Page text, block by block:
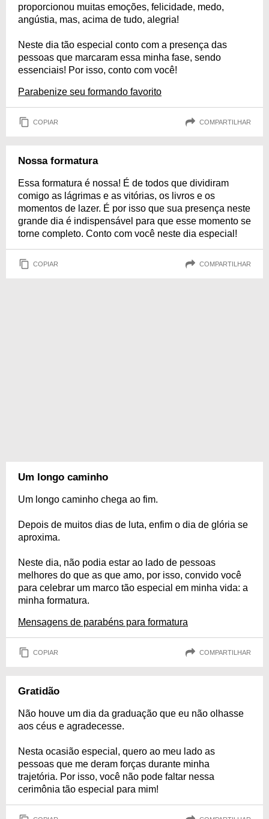
proporcionou muitas emoções, felicidade, medo,
angústia, mas, acima de tudo, alegria!
Neste dia tão especial conto com a presença das
pessoas que marcaram essa minha fase, sendo
essenciais! Por isso, conto com você!
Parabenize seu formando favorito
COPIAR COMPARTILHAR
Nossa formatura
Essa formatura é nossa! É de todos que dividiram
comigo as lágrimas e as vitórias, os livros e os
momentos de lazer. É por isso que sua presença neste
grande dia é indispensável para que esse momento se
torne completo. Conto com você neste dia especial!
COPIAR COMPARTILHAR
Um longo caminho
Um longo caminho chega ao fim.
Depois de muitos dias de luta, enfim o dia de glória se
aproxima.
Neste dia, não podia estar ao lado de pessoas
melhores do que as que amo, por isso, convido você
para celebrar um marco tão especial em minha vida: a
minha formatura.
Mensagens de parabéns para formatura
COPIAR COMPARTILHAR
Gratidão
Não houve um dia da graduação que eu não olhasse
aos céus e agradecesse.
Nesta ocasião especial, quero ao meu lado as
pessoas que me deram forças durante minha
trajetória. Por isso, você não pode faltar nessa
cerimônia tão especial para mim!